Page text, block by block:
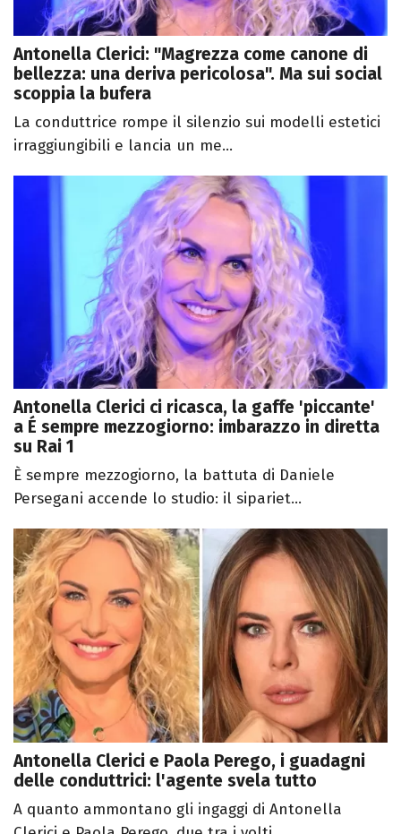
Antonella Clerici: "Magrezza come canone di
bellezza: una deriva pericolosa". Ma sui social
scoppia la bufera
La conduttrice rompe il silenzio sui modelli estetici
irraggiungibili e lancia un me...
Antonella Clerici ci ricasca, la gaffe 'piccante'
a É sempre mezzogiorno: imbarazzo in diretta
su Rai 1
È sempre mezzogiorno, la battuta di Daniele
Persegani accende lo studio: il sipariet...
Antonella Clerici e Paola Perego, i guadagni
delle conduttrici: l'agente svela tutto
A quanto ammontano gli ingaggi di Antonella